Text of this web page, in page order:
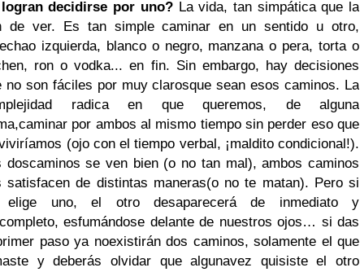
decidirse por uno?La vida, tan simpática que la
de ver. Es tan simple caminar en un sentido u otro,
izquierda, blanco o negro, manzana o pera, torta o
ron o vodka... en fin. Sin embargo, hay decisiones
no son fáciles por muy clarosque sean esos caminos. La
radica en que queremos, de alguna
por ambos al mismo tiempo sin perder eso que
(ojo con el tiempo verbal, ¡maldito condicional!).
doscaminos se ven bien (o no tan mal), ambos caminos
satisfacen de distintas maneras(o no te matan). Pero si
uno, el otro desaparecerá de inmediato y
esfumándose delante de nuestros ojos… si das
paso ya noexistirán dos caminos, solamente el que
y deberás olvidar que algunavez quisiste el otro